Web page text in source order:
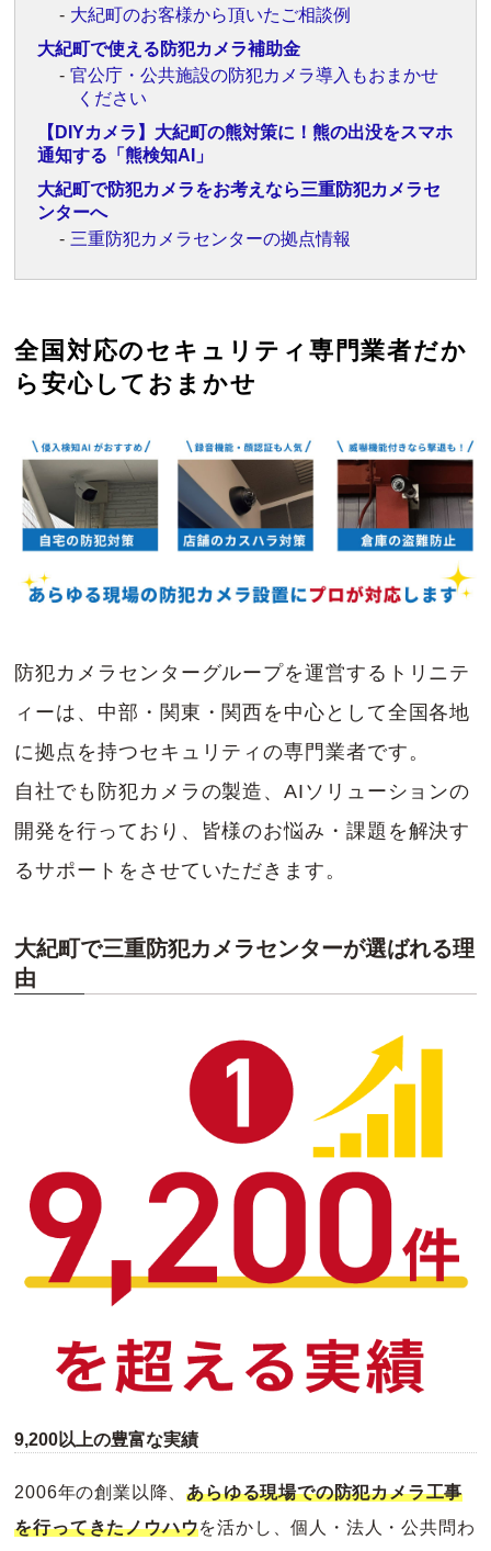
大紀町のお客様から頂いたご相談例
大紀町で使える防犯カメラ補助金
官公庁・公共施設の防犯カメラ導入もおまかせ
ください
【DIYカメラ】大紀町の熊対策に！熊の出没をスマホ
通知する「熊検知AI」
大紀町で防犯カメラをお考えなら三重防犯カメラセ
ンターへ
三重防犯カメラセンターの拠点情報
全国対応のセキュリティ専門業者だか
ら安心しておまかせ
防犯カメラセンターグループを運営するトリニテ
ィーは、中部・関東・関西を中心として全国各地
に拠点を持つセキュリティの専門業者です。
自社でも防犯カメラの製造、AIソリューションの
開発を行っており、皆様のお悩み・課題を解決す
るサポートをさせていただきます。
大紀町で三重防犯カメラセンターが選ばれる理
由
9,200以上の豊富な実績
2006年の創業以降、あらゆる現場での防犯カメラ工事
を行ってきたノウハウを活かし、個人・法人・公共問わ